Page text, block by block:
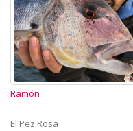
Ramón
El Pez Rosa